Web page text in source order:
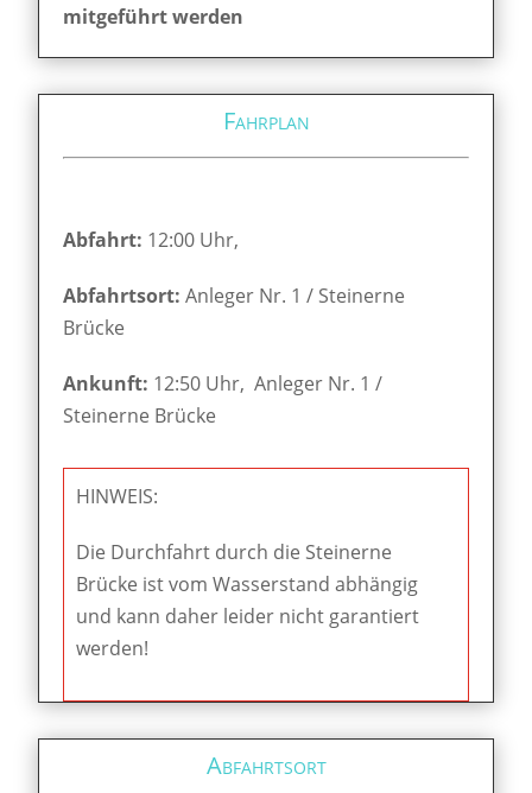
mitgeführt werden
Fahrplan
Abfahrt: 12:00 Uhr,
Abfahrtsort:Anleger Nr. 1 / Steinerne
Brücke
Ankunft: 12:50 Uhr, Anleger Nr. 1 /
Steinerne Brücke
HINWEIS:
Die Durchfahrt durch die Steinerne
Brücke ist vom Wasserstand abhängig
und kann daher leider nicht garantiert
werden!
Abfahrtsort